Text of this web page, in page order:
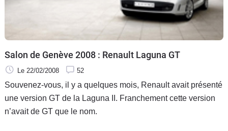
Salon de Genève 2008 : Renault Laguna GT
Le 22/02/2008 52
Souvenez-vous, il y a quelques mois, Renault avait présenté
une version GT de la Laguna II. Franchement cette version
n’avait de GT que le nom.